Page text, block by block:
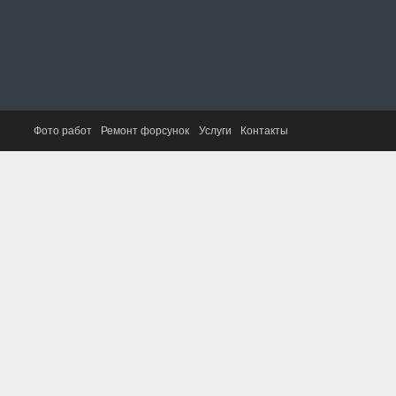
Фото работ Ремонт форсунок Услуги Контакты